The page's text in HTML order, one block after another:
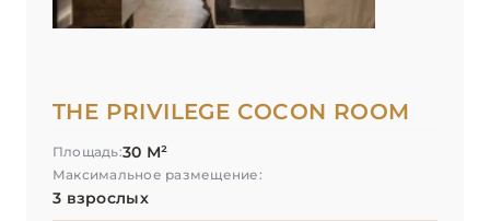
Le K2 Palace
Le Lodge Park
Le Palace de Menthon
Le Saint Roch
THE PRIVILEGE COCON ROOM
Площадь:30 М²
Максимальное размещение:
3 взрослых